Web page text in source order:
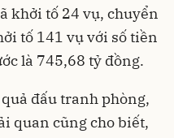
khởi tố 24 vụ, chuyển
tố 141 vụ với số tiền
là 745,68 tỷ đồng.
đấu tranh phòng,
quan cũng cho biết,